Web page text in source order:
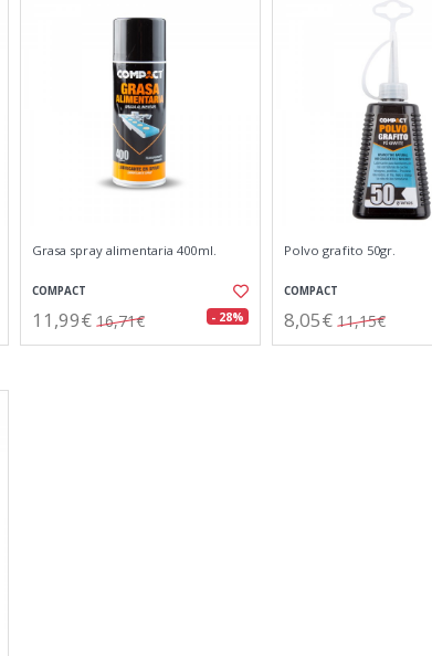
Grasa spray alimentaria 400ml.
COMPACT
11,99€ 16,71€ - 28%
Polvo grafito 50gr.
COMPACT
8,05€ 11,15€